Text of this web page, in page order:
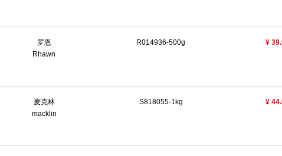
罗恩
Rhawn
R014936-500g ¥
麦克林
macklin
S818055-1kg ¥